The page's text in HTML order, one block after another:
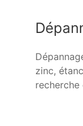
zinc,
recherche